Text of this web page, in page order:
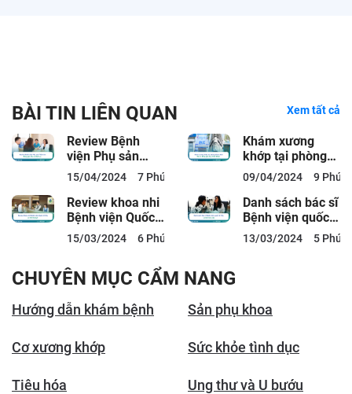
BÀI TIN LIÊN QUAN Xem tất cả
Review Bệnh
viện Phụ sản
Thiện An: Bảng
giá, Bác sĩ, Dịch
vụ
15/04/2024 7 Phút đọc
Khám xương
khớp tại phòng
khám ACC: Bác
sĩ, Bảng giá,
Quy...
09/04/2024 9 Phút
Review khoa nhi
Bệnh viện Quốc
tế City có tốt
không?
15/03/2024 6 Phút đọc
Danh sách bác sĩ
Bệnh viện quốc
tế City và lịch
làm việc
13/03/2024 5 Phút
CHUYÊN MỤC CẨM NANG
Hướng dẫn khám bệnh Sản phụ khoa
Cơ xương khớp Sức khỏe tình dục
Tiêu hóa Ung thư và U bướu